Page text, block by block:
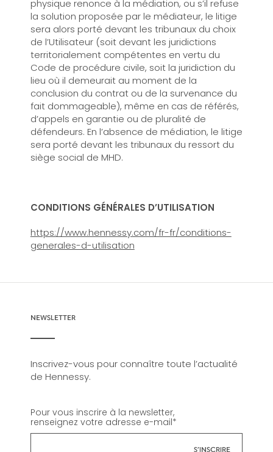
physique renonce à la médiation, ou s’il refuse
la solution proposée par le médiateur, le litige
sera alors porté devant les tribunaux du choix
de l’Utilisateur (soit devant les juridictions
territorialement compétentes en vertu du
Code de procédure civile, soit la juridiction du
lieu où il demeurait au moment de la
conclusion du contrat ou de la survenance du
fait dommageable), même en cas de référés,
d’appels en garantie ou de pluralité de
défendeurs. En l’absence de médiation, le litige
sera porté devant les tribunaux du ressort du
siège social de MHD.
CONDITIONS GÉNÉRALES D’UTILISATION
https://www.hennessy.com/fr-fr/conditions-
generales-d-utilisation
NEWSLETTER
Inscrivez-vous pour connaître toute l’actualité
de Hennessy.
Pour vous inscrire à la newsletter,
renseignez votre adresse e-mail*